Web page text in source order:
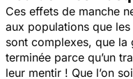
Ces effets de manche
aux populations que
sont complexes, que la
terminée parce qu’un
leur mentir ! Que l’on